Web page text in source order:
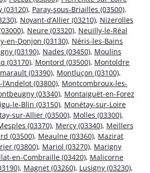
(03120), Paray-sous-Briailles (03500),
, Noyant-d’Allier (03210), Nizerolles
, Neure (03320), Neuilly-le-Réal
en-Donjon (03130), Néris-les-Bains
(03190), Nades (03450), Moulins
(03170), Montord (03500), Montoldre
(03390), Montluçon (03100),
(03800), Montcombroux-les-
(03340), Montaiguët-en-Forez
le-Blin (03150), Monétay-sur-Loire
sur-Allier (03500), Molles (03300),
(03370), Mercy (03340), Meillers
(03500), Meaulne (03360), Mazirat
(03800), Mariol (03270), Marigny
en-Combraille (03420), Malicorne
, Magnet (03260), Lusigny (03230),